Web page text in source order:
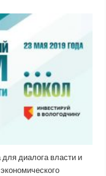
диалога власти и